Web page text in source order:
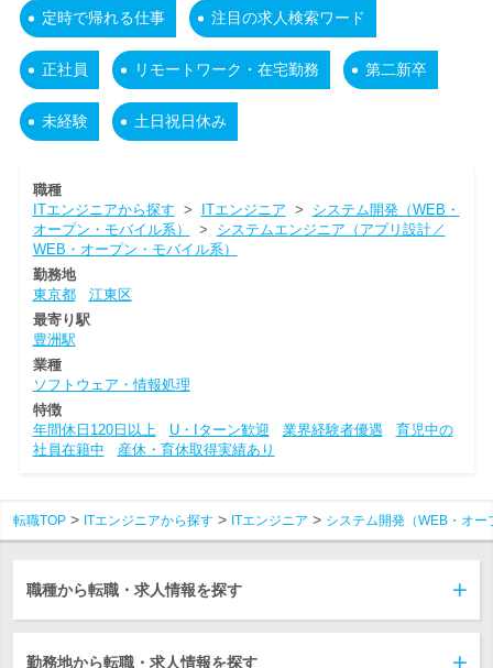
定時で帰れる仕事 注目の求人検索ワード
正社員 リモートワーク・在宅勤務 第二新卒
未経験 土日祝日休み
職種
ITエンジニアから探す > ITエンジニア > システム開発（WEB・
オープン・モバイル系）
> システムエンジニア（アプリ設計／
WEB・オープン・モバイル系）
勤務地
東京都
江東区
最寄り駅
豊洲駅
業種
ソフトウェア・情報処理
特徴
年間休日120日以上
U・Iターン歓迎 業界経験者優遇
育児中の
社員在籍中
産休・育休取得実績あり
転職TOP ITエンジニアから探す ITエンジニア システム開発（WEB・オ
職種から転職・求人情報を探す
勤務地から転職・求人情報を探す